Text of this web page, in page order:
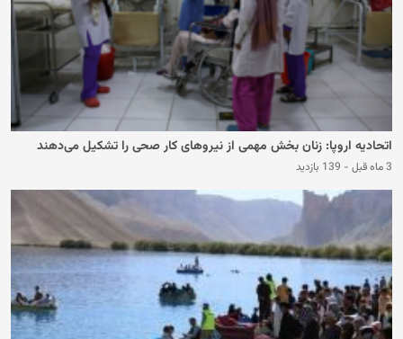
اتحادیه اروپا: زنان بخش مهمی از نیروهای کار صحی را تشکیل می‌دهند
3 ماه قبل - 139 بازدید